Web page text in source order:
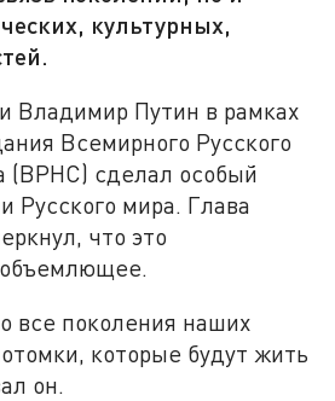
культурных,
Владимир Путин в рамках
Всемирного Русского
(ВРНС) сделал особый
Русского мира. Глава
что это
все поколения наших
которые будут жить
он.